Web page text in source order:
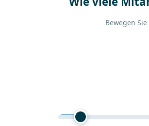
Bewegen